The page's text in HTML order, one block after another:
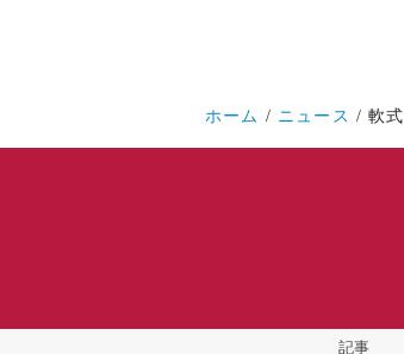
ホーム ニュース 軟
記事